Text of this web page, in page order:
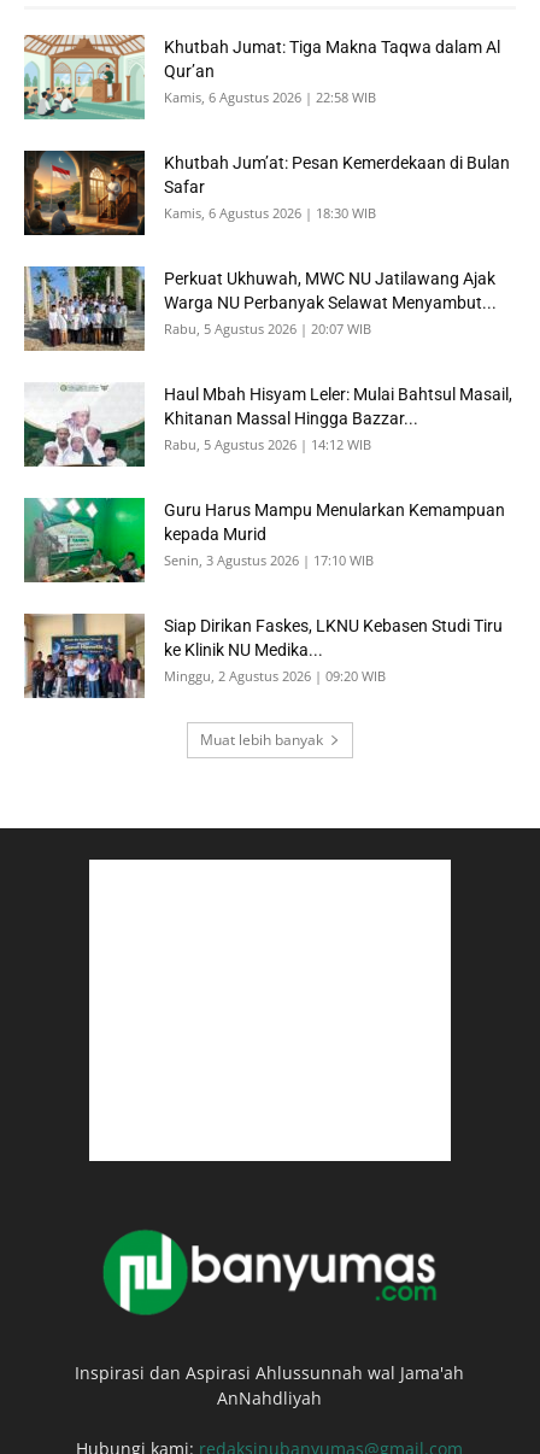
Khutbah Jumat: Tiga Makna Taqwa dalam Al
Qur’an
Kamis, 6 Agustus 2026 | 22:58 WIB
Khutbah Jum’at: Pesan Kemerdekaan di Bulan
Safar
Kamis, 6 Agustus 2026 | 18:30 WIB
Perkuat Ukhuwah, MWC NU Jatilawang Ajak
Warga NU Perbanyak Selawat Menyambut...
Rabu, 5 Agustus 2026 | 20:07 WIB
Haul Mbah Hisyam Leler: Mulai Bahtsul Masail,
Khitanan Massal Hingga Bazzar...
Rabu, 5 Agustus 2026 | 14:12 WIB
Guru Harus Mampu Menularkan Kemampuan
kepada Murid
Senin, 3 Agustus 2026 | 17:10 WIB
Siap Dirikan Faskes, LKNU Kebasen Studi Tiru
ke Klinik NU Medika...
Minggu, 2 Agustus 2026 | 09:20 WIB
Muat lebih banyak
Inspirasi dan Aspirasi Ahlussunnah wal Jama'ah
AnNahdliyah
Hubungi kami: redaksinubanyumas@gmail.com